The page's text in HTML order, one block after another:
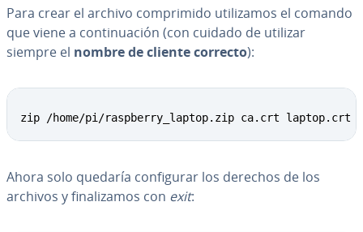
Para crear el archivo co­m­pri­mi­do uti­li­za­mos el comando
que viene a co­n­ti­nua­ción (con cuidado de utilizar
siempre el nombre de cliente correcto):
zip /home/pi/raspberry_laptop.zip ca.crt laptop.crt
Ahora solo quedaría co­n­fi­gu­rar los derechos de los
archivos y fi­na­li­za­mos con exit: